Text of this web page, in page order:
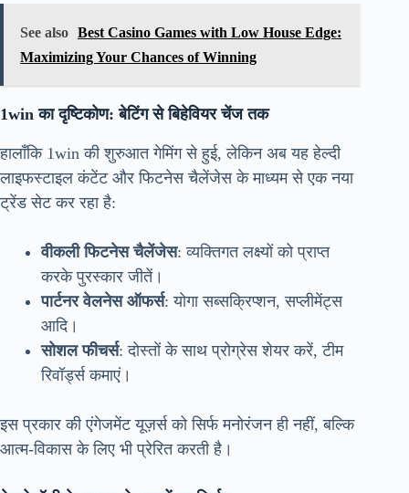
See also Best Casino Games with Low House Edge:
Maximizing Your Chances of Winning
1win का दृष्टिकोण: बेटिंग से बिहेवियर चेंज तक
हालाँकि 1win की शुरुआत गेमिंग से हुई, लेकिन अब यह हेल्दी
लाइफस्टाइल कंटेंट और फिटनेस चैलेंजेस के माध्यम से एक नया
ट्रेंड सेट कर रहा है:
वीकली फिटनेस चैलेंजेस: व्यक्तिगत लक्ष्यों को प्राप्त
करके पुरस्कार जीतें।
पार्टनर वेलनेस ऑफर्स: योगा सब्सक्रिप्शन, सप्लीमेंट्स
आदि।
सोशल फीचर्स: दोस्तों के साथ प्रोग्रेस शेयर करें, टीम
रिवॉर्ड्स कमाएं।
इस प्रकार की एंगेजमेंट यूज़र्स को सिर्फ मनोरंजन ही नहीं, बल्कि
आत्म-विकास के लिए भी प्रेरित करती है।